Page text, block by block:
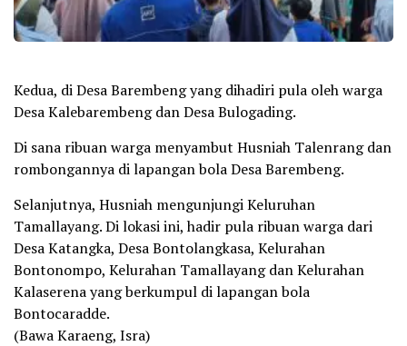
Kedua, di Desa Barembeng yang dihadiri pula oleh warga
Desa Kalebarembeng dan Desa Bulogading.
Di sana ribuan warga menyambut Husniah Talenrang dan
rombongannya di lapangan bola Desa Barembeng.
Selanjutnya, Husniah mengunjungi Keluruhan
Tamallayang. Di lokasi ini, hadir pula ribuan warga dari
Desa Katangka, Desa Bontolangkasa, Kelurahan
Bontonompo, Kelurahan Tamallayang dan Kelurahan
Kalaserena yang berkumpul di lapangan bola
Bontocaradde.
(Bawa Karaeng, Isra)